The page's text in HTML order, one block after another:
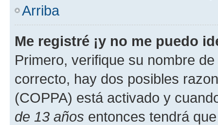
Arriba
Me registré ¡y no me puedo
Primero, verifique su nombre
correcto, hay dos posibles
(COPPA) está activado y
de 13 años entonces tendrá